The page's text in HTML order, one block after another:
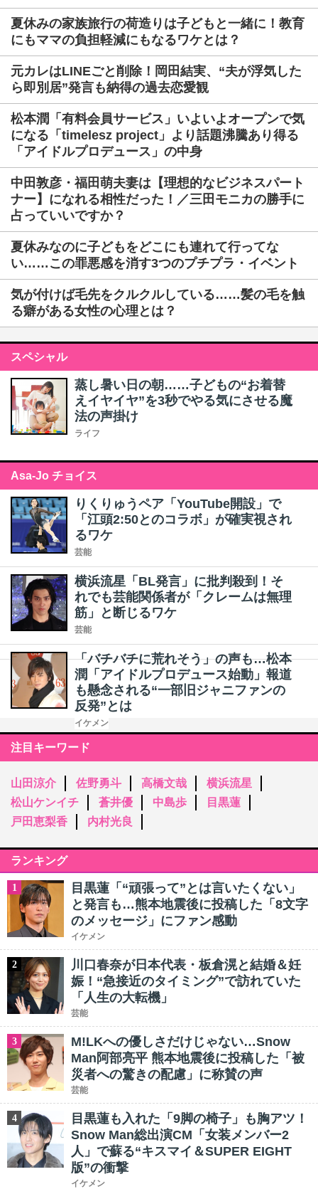
夏休みの家族旅行の荷造りは子どもと一緒に！教育
にもママの負担軽減にもなるワケとは？
元カレはLINEごと削除！岡田結実、“夫が浮気した
ら即別居”発言も納得の過去恋愛観
松本潤「有料会員サービス」いよいよオープンで気
になる「timelesz project」より話題沸騰あり得る
「アイドルプロデュース」の中身
中田敦彦・福田萌夫妻は【理想的なビジネスパート
ナー】になれる相性だった！／三田モニカの勝手に
占っていいですか？
夏休みなのに子どもをどこにも連れて行ってな
い……この罪悪感を消す3つのプチプラ・イベント
気が付けば毛先をクルクルしている……髪の毛を触
る癖がある女性の心理とは？
スペシャル
蒸し暑い日の朝……子どもの“お着替
えイヤイヤ”を3秒でやる気にさせる魔
法の声掛け
ライフ
Asa-Jo チョイス
りくりゅうペア「YouTube開設」で
「江頭2:50とのコラボ」が確実視され
るワケ
芸能
横浜流星「BL発言」に批判殺到！そ
れでも芸能関係者が「クレームは無理
筋」と断じるワケ
芸能
「バチバチに荒れそう」の声も…松本
潤「アイドルプロデュース始動」報道
も懸念される“一部旧ジャニファンの
反発”とは
イケメン
注目キーワード
山田涼介 佐野勇斗 高橋文哉
横浜流星
松山ケンイチ
蒼井優 中島歩
目黒蓮
戸田恵梨香
内村光良
ランキング
1
目黒蓮「“頑張って”とは言いたくない」
と発言も…熊本地震後に投稿した「8文字
のメッセージ」にファン感動
イケメン
2
川口春奈が日本代表・板倉滉と結婚＆妊
娠！“急接近のタイミング”で訪れていた
「人生の大転機」
芸能
3
M!LKへの優しさだけじゃない…Snow
Man阿部亮平 熊本地震後に投稿した「被
災者への驚きの配慮」に称賛の声
芸能
4
目黒蓮も入れた「9脚の椅子」も胸アツ！
Snow Man総出演CM「女装メンバー2
人」で蘇る“キスマイ＆SUPER EIGHT
版”の衝撃
イケメン